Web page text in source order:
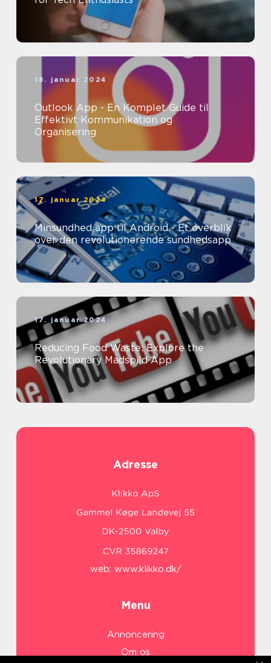
18. januar 2024
Outlook App - En Komplet Guide til
Effektivt Kommunikation og
Organisering
17. januar 2024
Minsundhed app til Android - Et overblik
over den revolutionerende sundhedsapp
17. januar 2024
Reducing Food Waste: Explore the
Revolutionary Madspild App
Adresse
web: www.klikko.dk/
Menu
Annoncering
Om os